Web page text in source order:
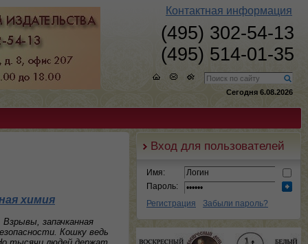
Контактная информация
(495) 302-54-13
(495) 514-01-35
Сегодня 6.08.2026
химия
запачканная
Кошку ведь
Вход для пользователей
Имя:
Пароль:
Регистрация
Забыли пароль?